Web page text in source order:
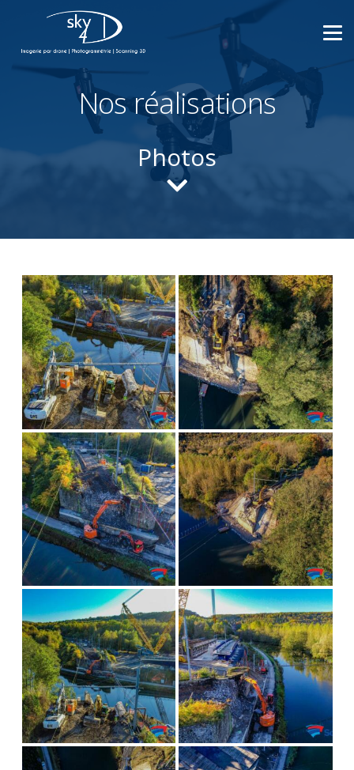
Nos réalisations
Photos